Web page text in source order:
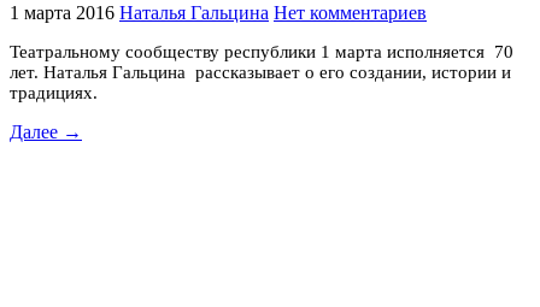
1 марта 2016 Наталья Гальцина Нет комментариев
Театральному сообществу республики 1 марта исполняется 70
лет. Наталья Гальцина рассказывает о его создании, истории и
традициях.
Далее →